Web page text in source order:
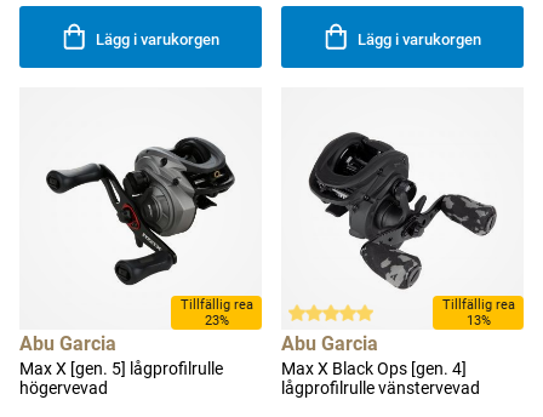
Lägg i varukorgen Lägg i varukorgen
Tillfällig rea
23%
Abu Garcia
Max X [gen. 5] lågprofilrulle
högervevad
Tillfällig rea
13%
Abu Garcia
Max X Black Ops [gen. 4]
lågprofilrulle vänstervevad